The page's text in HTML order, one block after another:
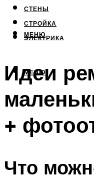
СТЕНЫ
СТРОЙКА
ЭЛЕКТРИКА
МЕНЮ
МЕНЮ
Идеи
+
Что